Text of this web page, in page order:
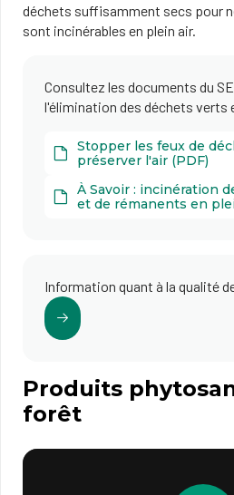
déchets suffisamment secs pour
sont incinérables en plein air.
Consultez les documents du
l'élimination des déchets verts
Stopper les feux de
préserver l'air (PDF)
À Savoir : incinération
et de rémanents en
Information quant à la qualité
Produits
forêt